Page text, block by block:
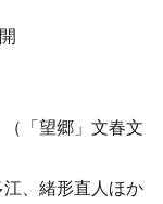
「望郷」文春文
、緒形直人ほか